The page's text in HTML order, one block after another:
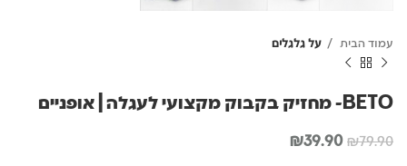
עמוד הבית על גלגלים
BETO- מחזיק בקבוק מקצועי לעגלה | אופניים
₪79.90
המחיר₪39.90
המחיר